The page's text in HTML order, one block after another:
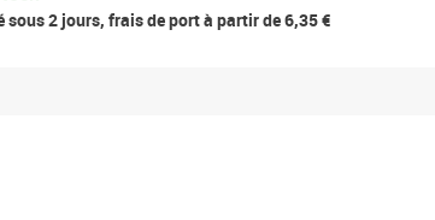
sous 2 jours, frais de port à partir de 6,35 €